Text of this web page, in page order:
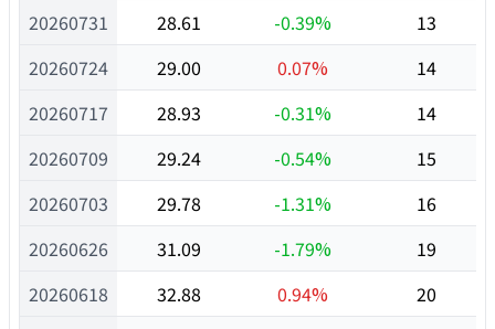
20260731
20260724
20260717
20260709
20260703
20260626
20260618
28.61
-0.39%
13
29.00
0.07%
14
28.93
-0.31%
14
29.24
-0.54%
15
29.78
-1.31%
16
31.09
-1.79%
19
32.88
0.94%
20